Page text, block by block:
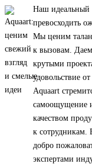
Наш идеальный
превосходить
Мы ценим
к вызовам. Даем
крутыми
удовольствие от
Aquaart
самоощущение
качеством
к
добро
экспертами